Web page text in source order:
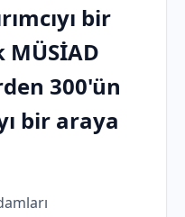
bir
300'ün
bir araya